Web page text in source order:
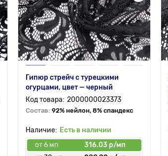
Гипюр стрейч с турецкими
огурцами, цвет — черный
2000000023373
Состав: 92% нейлон, 8% спандекс
Есть в наличии
от 6 мп
316.03 р/мп